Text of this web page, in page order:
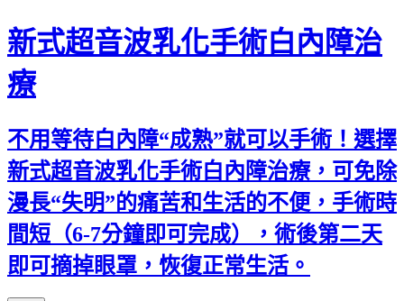
新式超音波乳化手術白內障治
療
不用等待白內障“成熟”就可以手術！選擇
新式超音波乳化手術白內障治療，可免除
漫長“失明”的痛苦和生活的不便，手術時
間短（6-7分鐘即可完成），術後第二天
即可摘掉眼罩，恢復正常生活。